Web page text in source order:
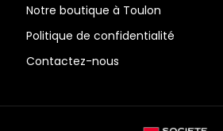
Notre boutique à Toulon
Politique de confidentialité
Contactez-nous